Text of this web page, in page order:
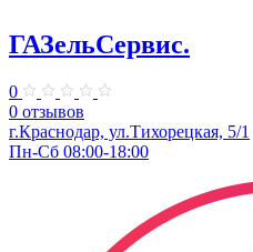
ГАЗельСервис.
0
0 отзывов
​г.Краснодар, ул.Тихорецкая, 5/1
Пн-Сб 08:00-18:00